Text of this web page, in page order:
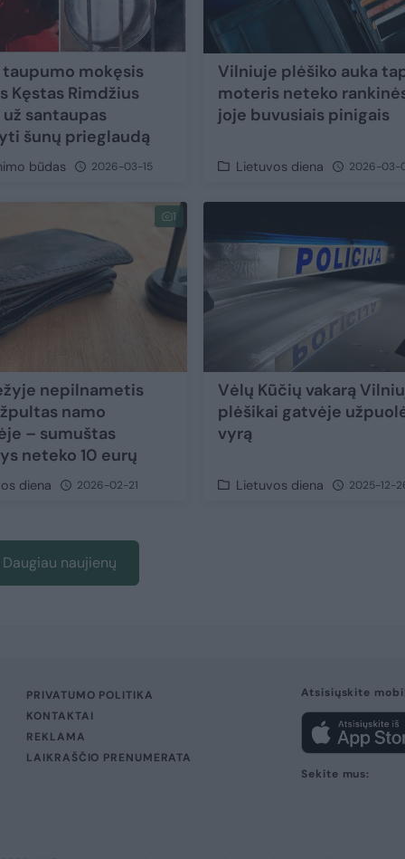
mokęsis
Kęstas Rimdžius
už santaupas
šunų prieglaudą
būdas 2026-03-15
Vilniuje plėšiko auka
moteris neteko
joje buvusiais pinigais
Lietuvos diena 2026-03-
1
nepilnametis
namo
– sumuštas
neteko 10 eurų
diena 2026-02-21
Vėlų Kūčių vakarą
plėšikai gatvėje
vyrą
Lietuvos diena 2025-12-
Daugiau naujienų
PRIVATUMO POLITIKA
KONTAKTAI
REKLAMA
LAIKRAŠČIO PRENUMERATA
Atsisiųskite
Sekite mus: